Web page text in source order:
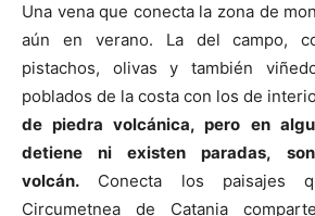
Una vena que conecta la zona de
aún en verano. La del campo,
pistachos, olivas y también
poblados de la costa con los de
de piedra volcánica, pero en
detiene ni existen paradas,
volcán. Conecta los paisajes
Circumetnea de Catania